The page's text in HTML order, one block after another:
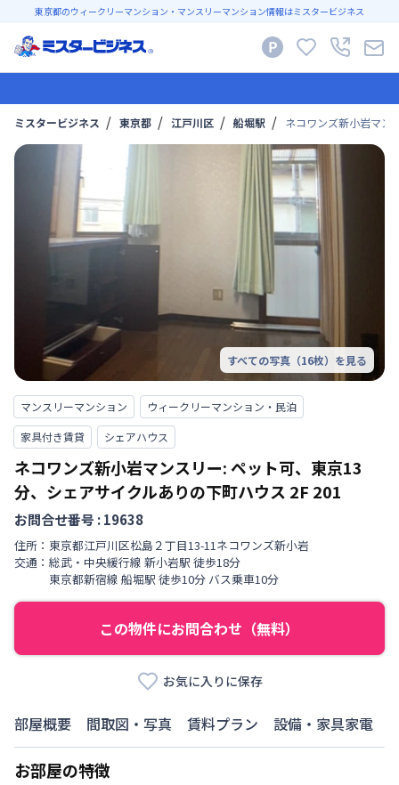
東京都のウィークリーマンション・マンスリーマンション情報はミスタービジネス
ミスタービジネス 東京都 江戸川区 船堀駅 ネコワンズ新小岩マン
すべての写真（16枚）を見る
マンスリーマンション
ウィークリーマンション・民泊
家具付き賃貸
シェアハウス
ネコワンズ新小岩マンスリー: ペット可、東京13
分、シェアサイクルありの下町ハウス 2F 201
お問合せ番号 :19638
住所： 東京都江戸川区松島 ２丁目13-11ネコワンズ新小岩
交通： 総武・中央緩行線 新小岩駅 徒歩18分
東京都新宿線 船堀駅 徒歩10分 バス乗車10分
この物件にお問合わせ（無料）
お気に入りに保存
部屋概要 間取図・写真 賃料プラン 設備・家具家電
お部屋の特徴